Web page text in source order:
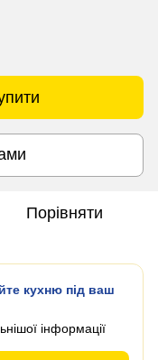
Порівняти
кухню під ваш
інформації